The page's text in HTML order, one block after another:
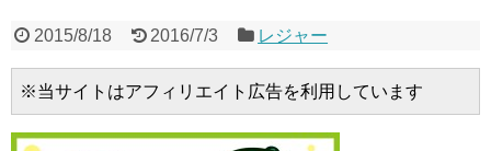
2015/8/18 2016/7/3 レジャー
※当サイトはアフィリエイト広告を利用しています